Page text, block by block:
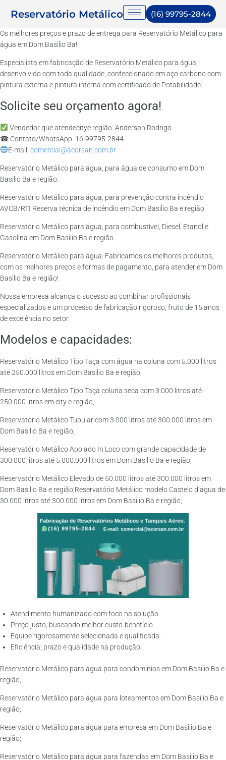
Reservatório Metálico (16) 99795-2844
Os melhores preços e prazo de entrega para Reservatório Metálico para
água em Dom Basilio Ba!
Especialista em fabricação de Reservatório Metálico para água,
desenvolvido com toda qualidade, confeccionado em aço carbono com
pintura externa e pintura interna com certificado de Potabilidade.
Solicite seu orçamento agora!
Vendedor que atendecitye região: Anderson Rodrigo
☎ Contato/WhatsApp: 16-99795-2844
E-mail: comercial@acorsan.com.br
Reservatório Metálico para água, para água de consumo em Dom
Basilio Ba e região.
Reservatório Metálico para água, para prevenção contra incêndio
AVCB/RTI Reserva técnica de incêndio em Dom Basilio Ba e região.
Reservatório Metálico para água, para combustível, Diesel, Etanol e
Gasolina em Dom Basilio Ba e região.
Reservatório Metálico para água: Fabricamos os melhores produtos,
com os melhores preços e formas de pagamento, para atender em Dom
Basilio Ba e região!
Nossa empresa alcança o sucesso ao combinar profissionais
especializados e um processo de fabricação rigoroso, fruto de 15 anos
de excelência no setor.
Modelos e capacidades:
Reservatório Metálico Tipo Taça com água na coluna com 5.000 litros
até 250.000 litros em Dom Basilio Ba e região;
Reservatório Metálico Tipo Taça coluna seca com 3.000 litros até
250.000 litros em city e região;
Reservatório Metálico Tubular com 3.000 litros até 300.000 litros em
Dom Basilio Ba e região;
Reservatório Metálico Apoiado In Loco com grande capacidade de
300.000 litros até 5.000.000 litros em Dom Basilio Ba e região;
Reservatório Metálico Elevado de 50.000 litros até 300.000 litros em
Dom Basilio Ba e região;Reservatório Metálico modelo Castelo d’água de
30.000 litros até 300.000 litros em Dom Basilio Ba e região;
Atendimento humanizado com foco na solução.
Preço justo, buscando melhor custo-benefício.
Equipe rigorosamente selecionada e qualificada.
Eficiência, prazo e qualidade na produção.
Reservatório Metálico para água para condomínios em Dom Basilio Ba e
região;
Reservatório Metálico para água para loteamentos em Dom Basilio Ba e
região;
Reservatório Metálico para água para empresa em Dom Basilio Ba e
região;
Reservatório Metálico para água para fazendas em Dom Basilio Ba e